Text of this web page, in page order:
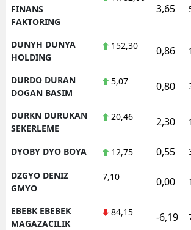
FINANS
FAKTORING
3,65
DUNYH DUNYA
HOLDING
152,30 0,86
DURDO DURAN
DOGAN BASIM
5,07 0,80
DURKN DURUKAN
SEKERLEME
20,46 2,30
DYOBY DYO BOYA 12,75 0,55
DZGYO DENIZ
GMYO
7,10 0,00
EBEBK EBEBEK
MAGAZACILIK
84,15 -6,19